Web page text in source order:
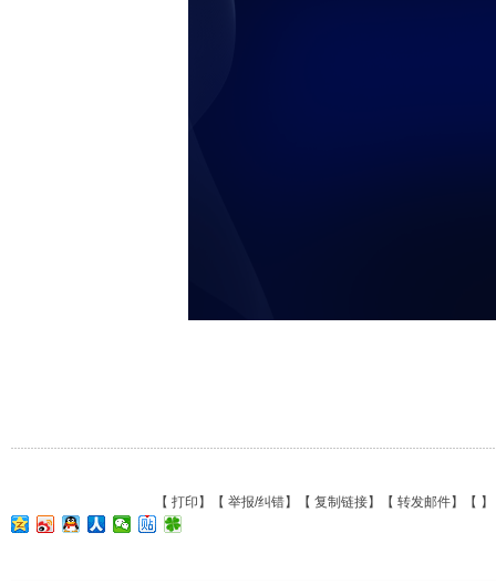
【 打印 】【 举报/纠错】【 复制链接】【 转发邮件】【 】